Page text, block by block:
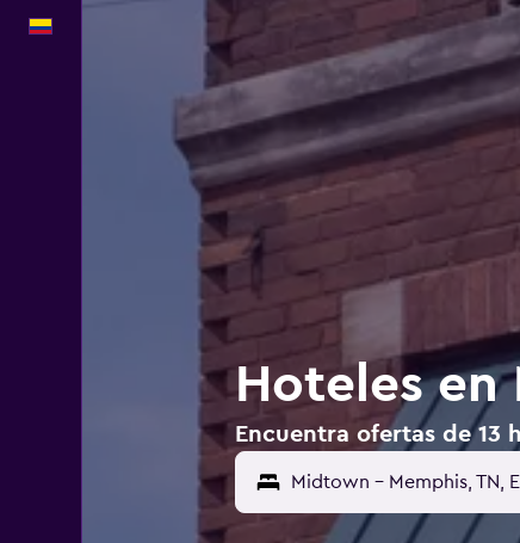
Hoteles en
Encuentra ofertas de 13
Midtown - Memphis, TN,